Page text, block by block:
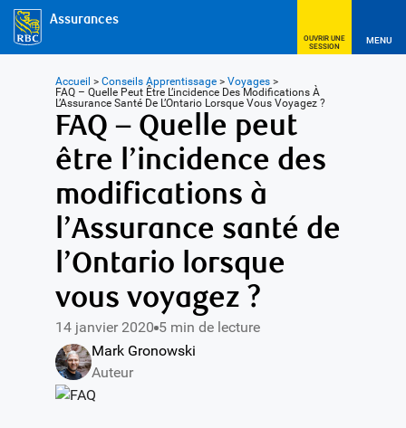
Assurances
OUVRIR UNE
SESSION
MENU
Accueil > Conseils Apprentissage> Voyages>
FAQ – Quelle Peut Être L’incidence Des Modifications À
L’Assurance Santé De L’Ontario Lorsque Vous Voyagez ?
FAQ – Quelle peut
être l’incidence des
modifications à
l’Assurance santé de
l’Ontario lorsque
vous voyagez ?
14 janvier 2020 5 min de lecture
Mark Gronowski
Auteur